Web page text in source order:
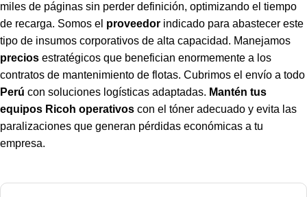
miles de páginas sin perder definición, optimizando el tiempo
de recarga. Somos el proveedor indicado para abastecer este
tipo de insumos corporativos de alta capacidad. Manejamos
precios estratégicos que benefician enormemente a los
contratos de mantenimiento de flotas. Cubrimos el envío a todo
Perú con soluciones logísticas adaptadas. Mantén tus
equipos Ricoh operativos con el tóner adecuado y evita las
paralizaciones que generan pérdidas económicas a tu
empresa.